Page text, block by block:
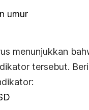
umur
menunjukkan
tersebut.